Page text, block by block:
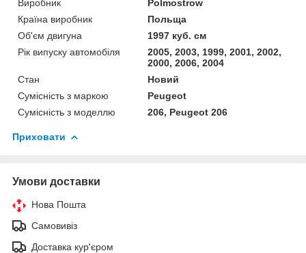
Виробник
Polmostrow
Країна виробник
Польща
Об'єм двигуна
1997 куб. см
Рік випуску автомобіля
2005, 2003, 1999, 2001, 2002,
2000, 2006, 2004
Стан
Новий
Сумісність з маркою
Peugeot
Сумісність з моделлю
206, Peugeot 206
Приховати
Умови доставки
Нова Пошта
Самовивіз
Доставка кур'єром